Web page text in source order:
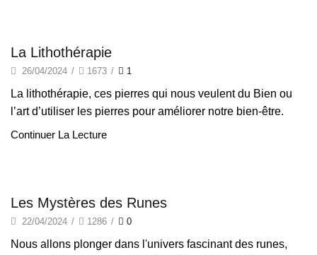
Lithothérapie
La Lithothérapie
26/04/2024 / 1673 / 1
La lithothérapie, ces pierres qui nous veulent du Bien ou
l’art d’utiliser les pierres pour améliorer notre bien-être.
Continuer La Lecture
Divination
Les Mystères des Runes
22/04/2024 / 1286 / 0
Nous allons plonger dans l'univers fascinant des runes,